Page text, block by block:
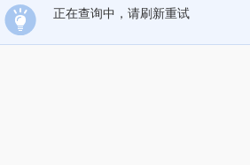
正在查询中，请刷新重试